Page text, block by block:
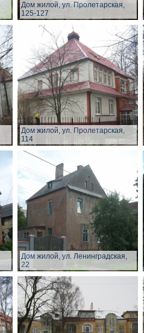
Дом жилой, ул. Пролетарская,
125-127
Дом жилой, ул. Пролетарская,
114
Дом жилой, ул. Ленинградская,
22